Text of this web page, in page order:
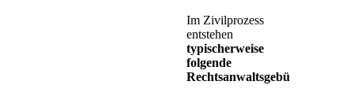
Im Zivilprozess
entstehen
typischerweise
folgende
Rechtsanwaltsgebühren